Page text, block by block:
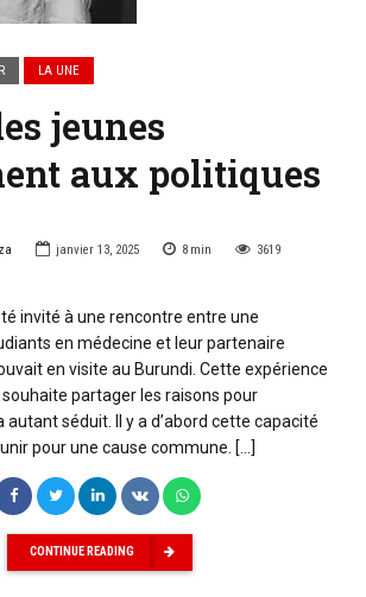
LA UNE
jeunes
aux politiques
janvier 13, 2025 8 min
3619
invité à une rencontre entre une
en médecine et leur partenaire
en visite au Burundi. Cette expérience
souhaite partager les raisons pour
autant séduit. Il y a d’abord cette capacité
pour une cause commune. […]
CONTINUE READING